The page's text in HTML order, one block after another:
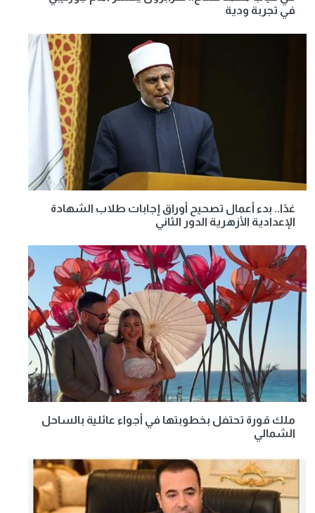
في تجربة ودية
غدًا.. بدء أعمال تصحيح أوراق إجابات طلاب الشهادة
الإعدادية الأزهرية الدور الثاني
ملك قورة تحتفل بخطوبتها في أجواء عائلية بالساحل
الشمالي